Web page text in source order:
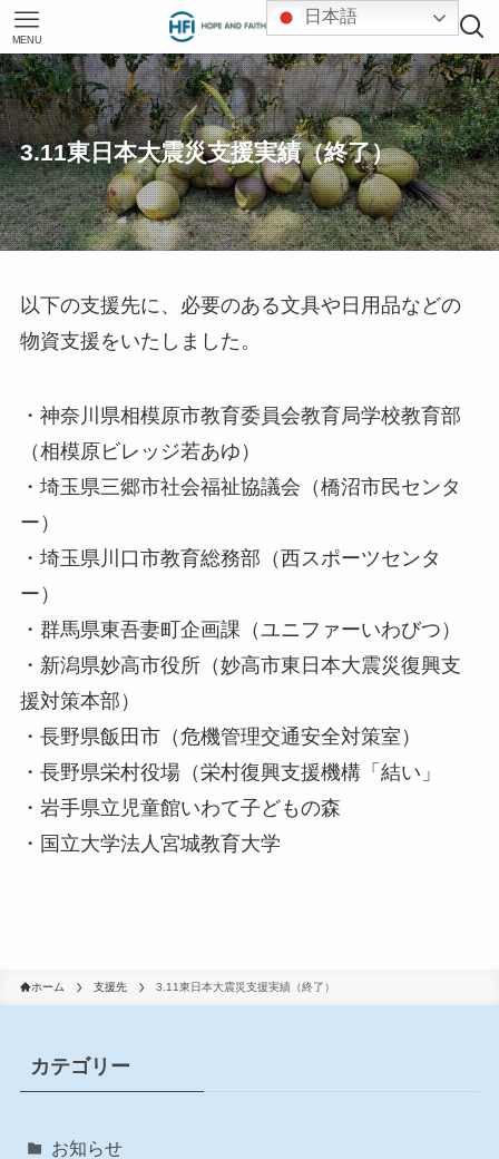
MENU
3.11東日本大震災支援実績（終了）
以下の支援先に、必要のある文具や日用品などの
物資支援をいたしました。
・神奈川県相模原市教育委員会教育局学校教育部
（相模原ビレッジ若あゆ）
・埼玉県三郷市社会福祉協議会（橋沼市民センタ
ー）
・埼玉県川口市教育総務部（西スポーツセンタ
ー）
・群馬県東吾妻町企画課（ユニファーいわびつ）
・新潟県妙高市役所（妙高市東日本大震災復興支
援対策本部）
・長野県飯田市（危機管理交通安全対策室）
・長野県栄村役場（栄村復興支援機構「結い」
・岩手県立児童館いわて子どもの森
・国立大学法人宮城教育大学
ホーム 支援先 3.11東日本大震災支援実績（終了）
カテゴリー
お知らせ
日本語